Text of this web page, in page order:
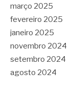
março 2025
fevereiro 2025
janeiro 2025
novembro 2024
setembro 2024
agosto 2024